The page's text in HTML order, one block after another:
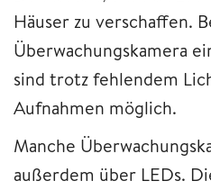
Häuser zu verschaffen.
Überwachungskamera
sind trotz fehlendem
Aufnahmen möglich.
Manche
außerdem über LEDs.